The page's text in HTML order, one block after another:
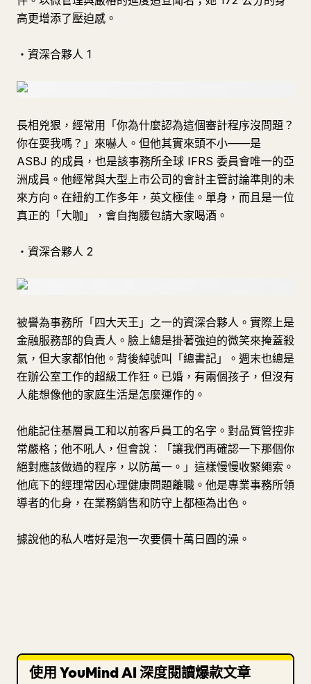
高更增添了壓迫感。
・資深合夥人 1
長相兇狠，經常用「你為什麼認為這個審計程序沒問題？
你在耍我嗎？」來嚇人。但他其實來頭不小——是
ASBJ 的成員，也是該事務所全球 IFRS 委員會唯一的亞
洲成員。他經常與大型上市公司的會計主管討論準則的未
來方向。在紐約工作多年，英文極佳。單身，而且是一位
真正的「大咖」，會自掏腰包請大家喝酒。
・資深合夥人 2
被譽為事務所「四大天王」之一的資深合夥人。實際上是
金融服務部的負責人。臉上總是掛著強迫的微笑來掩蓋殺
氣，但大家都怕他。背後綽號叫「總書記」。週末也總是
在辦公室工作的超級工作狂。已婚，有兩個孩子，但沒有
人能想像他的家庭生活是怎麼運作的。
他能記住基層員工和以前客戶員工的名字。對品質管控非
常嚴格；他不吼人，但會說：「讓我們再確認一下那個你
絕對應該做過的程序，以防萬一。」這樣慢慢收緊繩索。
他底下的經理常因心理健康問題離職。他是專業事務所領
導者的化身，在業務銷售和防守上都極為出色。
據說他的私人嗜好是泡一次要價十萬日圓的澡。
使用 YouMind AI 深度閱讀爆款文章